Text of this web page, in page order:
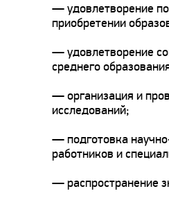
— удовлетворение
приобретении
— удовлетворение
среднего
— организация и
исследований;
— подготовка
работников и
— распространение